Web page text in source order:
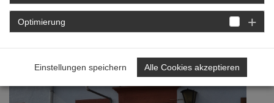
Baukultur + Jugend
Optimierung
Einstellungen speichern Alle Cookies akzeptieren